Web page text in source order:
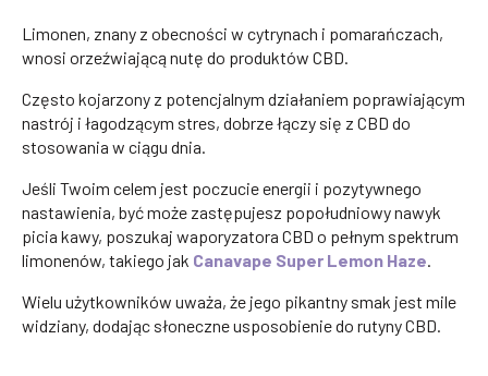
Limonen, znany z obecności w cytrynach i pomarańczach,
wnosi orzeźwiającą nutę do produktów CBD.
Często kojarzony z potencjalnym działaniem poprawiającym
nastrój i łagodzącym stres, dobrze łączy się z CBD do
stosowania w ciągu dnia.
Jeśli Twoim celem jest poczucie energii i pozytywnego
nastawienia, być może zastępujesz popołudniowy nawyk
picia kawy, poszukaj waporyzatora CBD o pełnym spektrum
limonenów, takiego jak Canavape Super Lemon Haze.
Wielu użytkowników uważa, że jego pikantny smak jest mile
widziany, dodając słoneczne usposobienie do rutyny CBD.